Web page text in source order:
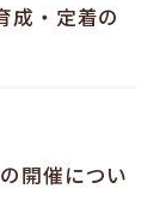
・定着の
開催につい